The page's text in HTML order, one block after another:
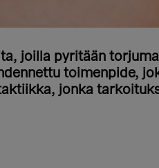
joilla pyritään
toimenpide,
jonka